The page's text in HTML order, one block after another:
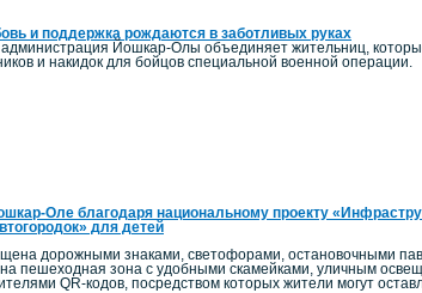
и поддержка рождаются в заботливых руках
администрация Йошкар-Олы объединяет жительниц,
и накидок для бойцов специальной военной операции.
Оле благодаря национальному проекту
для детей
дорожными знаками, светофорами, остановочными
пешеходная зона с удобными скамейками, уличным
QR-кодов, посредством которых жители могут